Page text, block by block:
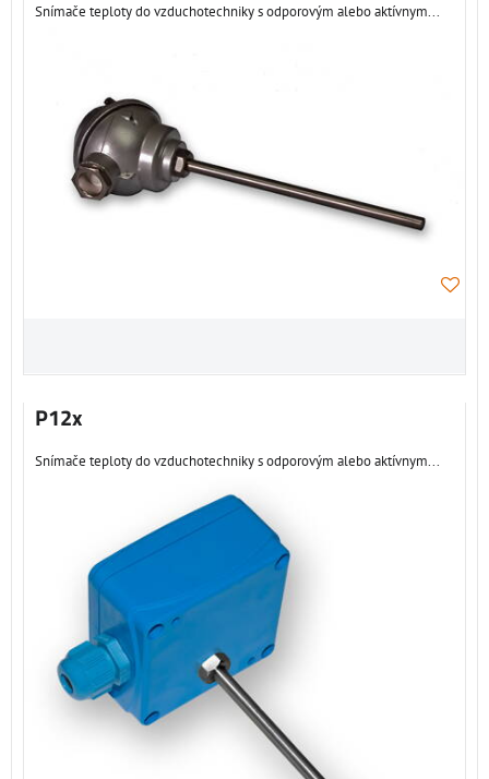
Snímače teploty do vzduchotechniky s odporovým alebo aktívnym...
P12x
Snímače teploty do vzduchotechniky s odporovým alebo aktívnym...